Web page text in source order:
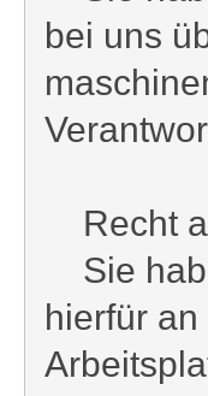
bei uns
Recht
Sie
hierfür